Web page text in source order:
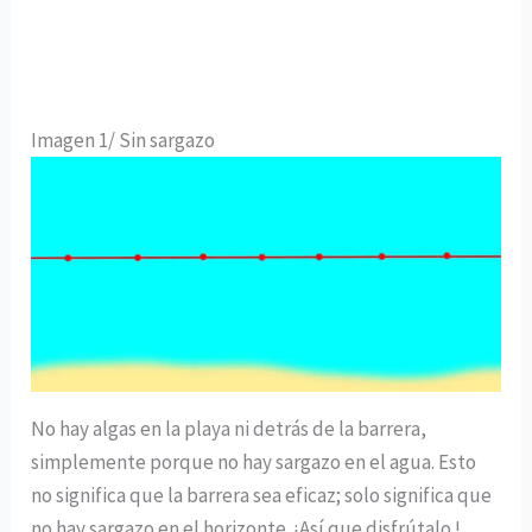
Imagen 1/ Sin sargazo
No hay algas en la playa ni detrás de la barrera,
simplemente porque no hay sargazo en el agua. Esto
no significa que la barrera sea eficaz; solo significa que